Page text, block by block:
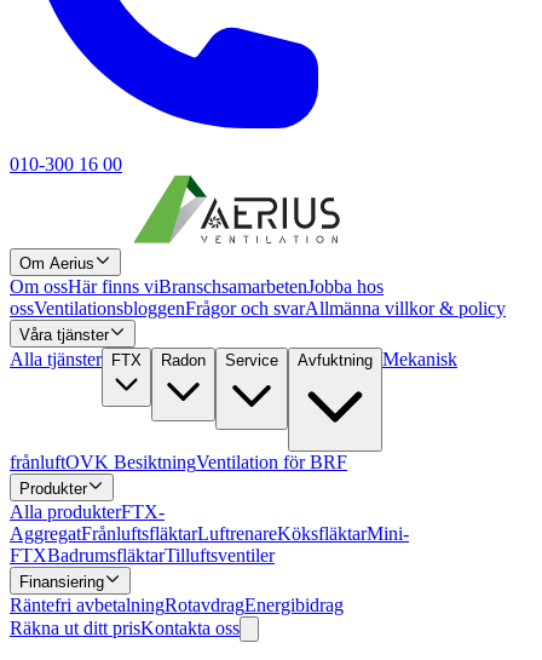
010-300 16 00
Om Aerius
Om ossHär finns viBranschsamarbetenJobba hos
ossVentilationsbloggenFrågor och svarAllmänna villkor & policy
Våra tjänster
Alla tjänster FTX Radon Service Avfuktning Mekanisk
frånluftOVK BesiktningVentilation för BRF
Produkter
Alla produkterFTX-
AggregatFrånluftsfläktarLuftrenareKöksfläktarMini-
FTXBadrumsfläktarTilluftsventiler
Finansiering
Räntefri avbetalningRotavdragEnergibidrag
Räkna ut ditt prisKontakta oss